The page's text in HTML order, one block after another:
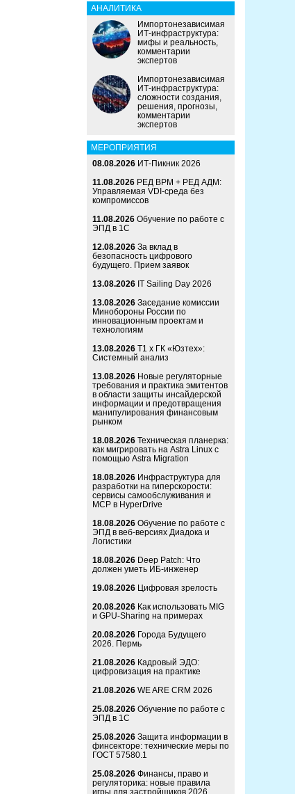
АНАЛИТИКА
Импортонезависимая
ИТ-инфраструктура:
мифы и реальность,
комментарии
экспертов
Импортонезависимая
ИТ-инфраструктура:
сложности создания,
решения, прогнозы,
комментарии
экспертов
МЕРОПРИЯТИЯ
08.08.2026 ИТ-Пикник 2026
11.08.2026 РЕД ВРМ + РЕД АДМ:
Управляемая VDI-среда без
компромиссов
11.08.2026 Обучение по работе с
ЭПД в 1С
12.08.2026 За вклад в
безопасность цифрового
будущего. Прием заявок
13.08.2026 IT Sailing Day 2026
13.08.2026 Заседание комиссии
Минобороны России по
инновационным проектам и
технологиям
13.08.2026 Т1 x ГК «Юзтех»:
Системный анализ
13.08.2026 Новые регуляторные
требования и практика эмитентов
в области защиты инсайдерской
информации и предотвращения
манипулирования финансовым
рынком
18.08.2026 Техническая планерка:
как мигрировать на Astra Linux с
помощью Astra Migration
18.08.2026 Инфраструктура для
разработки на гиперскорости:
сервисы самообслуживания и
MCP в HyperDrive
18.08.2026 Обучение по работе с
ЭПД в веб-версиях Диадока и
Логистики
18.08.2026 Deep Patch: Что
должен уметь ИБ-инженер
19.08.2026 Цифровая зрелость
20.08.2026 Как использовать MIG
и GPU-Sharing на примерах
20.08.2026 Города Будущего
2026. Пермь
21.08.2026 Кадровый ЭДО:
цифровизация на практике
21.08.2026 WE ARE CRM 2026
25.08.2026 Обучение по работе с
ЭПД в 1С
25.08.2026 Защита информации в
финсекторе: технические меры по
ГОСТ 57580.1
25.08.2026 Финансы, право и
регуляторика: новые правила